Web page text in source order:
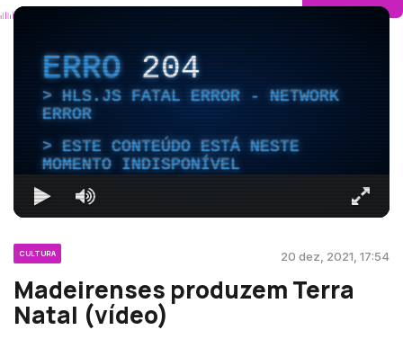
ERRO204
HLS.JS FATAL ERROR - NETWORK
ERROR
ESTE CONTEÚDO ESTÁ NESTE
MOMENTO INDISPONÍVEL
CULTURA 20 dez, 2021, 17:54
Madeirenses produzem Terra
Natal (vídeo)